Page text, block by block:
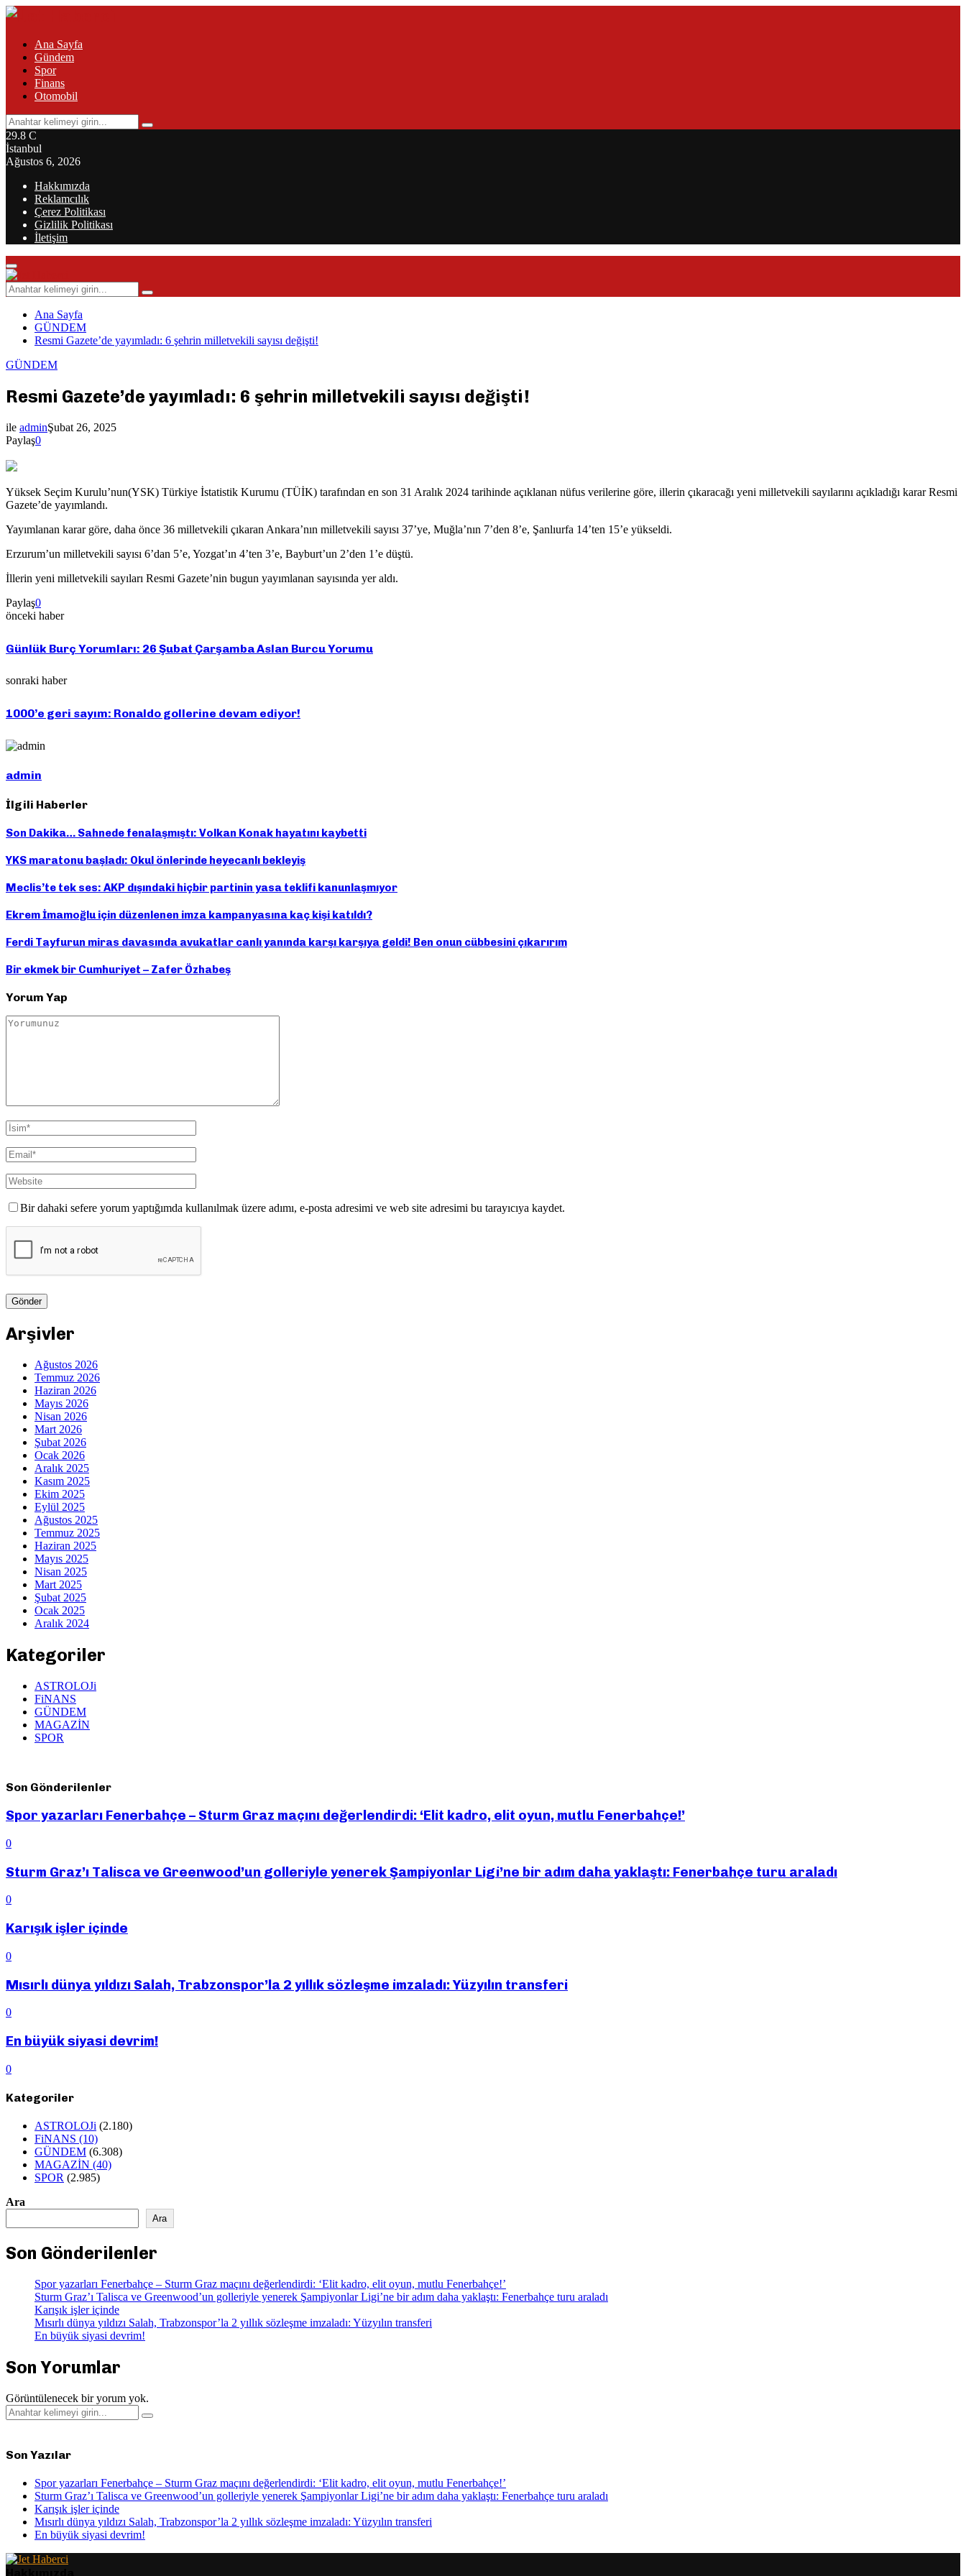
Ana Sayfa
Gündem
Spor
Finans
Otomobil
Search
for:
Search
29.8 C
İstanbul
Ağustos 6, 2026
Hakkımızda
Reklamcılık
Çerez Politikası
Gizlilik Politikası
İletişim
Primary
Menu
Search
for:
Search
Ana Sayfa
GÜNDEM
Resmi Gazete’de yayımladı: 6 şehrin milletvekili sayısı değişti!
GÜNDEM
Resmi Gazete’de yayımladı: 6 şehrin milletvekili sayısı değişti!
ile adminŞubat 26, 2025
Paylaş0
Yüksek Seçim Kurulu’nun(YSK) Türkiye İstatistik Kurumu (TÜİK) tarafından en son 31 Aralık 2024 tarihinde açıklanan nüfus verilerine göre, illerin çıkaracağı yeni milletvekili sayılarını açıkladığı karar Resmi
Gazete’de yayımlandı.
Yayımlanan karar göre, daha önce 36 milletvekili çıkaran Ankara’nın milletvekili sayısı 37’ye, Muğla’nın 7’den 8’e, Şanlıurfa 14’ten 15’e yükseldi.
Erzurum’un milletvekili sayısı 6’dan 5’e, Yozgat’ın 4’ten 3’e, Bayburt’un 2’den 1’e düştü.
İllerin yeni milletvekili sayıları Resmi Gazete’nin bugun yayımlanan sayısında yer aldı.
Paylaş0
önceki haber
Günlük Burç Yorumları: 26 Şubat Çarşamba Aslan Burcu Yorumu
sonraki haber
1000’e geri sayım: Ronaldo gollerine devam ediyor!
admin
İlgili Haberler
Son Dakika… Sahnede fenalaşmıştı: Volkan Konak hayatını kaybetti
YKS maratonu başladı: Okul önlerinde heyecanlı bekleyiş
Meclis’te tek ses: AKP dışındaki hiçbir partinin yasa teklifi kanunlaşmıyor
Ekrem İmamoğlu için düzenlenen imza kampanyasına kaç kişi katıldı?
Ferdi Tayfurun miras davasında avukatlar canlı yanında karşı karşıya geldi! Ben onun cübbesini çıkarırım
Bir ekmek bir Cumhuriyet – Zafer Özhabeş
Yorum Yap
Bir dahaki sefere yorum yaptığımda kullanılmak üzere adımı, e-posta adresimi ve web site adresimi bu tarayıcıya kaydet.
Arşivler
Ağustos 2026
Temmuz 2026
Haziran 2026
Mayıs 2026
Nisan 2026
Mart 2026
Şubat 2026
Ocak 2026
Aralık 2025
Kasım 2025
Ekim 2025
Eylül 2025
Ağustos 2025
Temmuz 2025
Haziran 2025
Mayıs 2025
Nisan 2025
Mart 2025
Şubat 2025
Ocak 2025
Aralık 2024
Kategoriler
ASTROLOJi
FiNANS
GÜNDEM
MAGAZİN
SPOR
Son Gönderilenler
Spor yazarları Fenerbahçe – Sturm Graz maçını değerlendirdi: ‘Elit kadro, elit oyun, mutlu Fenerbahçe!’
0
Sturm Graz’ı Talisca ve Greenwood’un golleriyle yenerek Şampiyonlar Ligi’ne bir adım daha yaklaştı: Fenerbahçe turu araladı
0
Karışık işler içinde
0
Mısırlı dünya yıldızı Salah, Trabzonspor’la 2 yıllık sözleşme imzaladı: Yüzyılın transferi
0
En büyük siyasi devrim!
0
Kategoriler
ASTROLOJi (2.180)
FiNANS (10)
GÜNDEM (6.308)
MAGAZİN (40)
SPOR (2.985)
Ara
Ara
Son Gönderilenler
Spor yazarları Fenerbahçe – Sturm Graz maçını değerlendirdi: ‘Elit kadro, elit oyun, mutlu Fenerbahçe!’
Sturm Graz’ı Talisca ve Greenwood’un golleriyle yenerek Şampiyonlar Ligi’ne bir adım daha yaklaştı: Fenerbahçe turu araladı
Karışık işler içinde
Mısırlı dünya yıldızı Salah, Trabzonspor’la 2 yıllık sözleşme imzaladı: Yüzyılın transferi
En büyük siyasi devrim!
Son Yorumlar
Görüntülenecek bir yorum yok.
Search
for:
Search
Son Yazılar
Spor yazarları Fenerbahçe – Sturm Graz maçını değerlendirdi: ‘Elit kadro, elit oyun, mutlu Fenerbahçe!’
Sturm Graz’ı Talisca ve Greenwood’un golleriyle yenerek Şampiyonlar Ligi’ne bir adım daha yaklaştı: Fenerbahçe turu araladı
Karışık işler içinde
Mısırlı dünya yıldızı Salah, Trabzonspor’la 2 yıllık sözleşme imzaladı: Yüzyılın transferi
En büyük siyasi devrim!